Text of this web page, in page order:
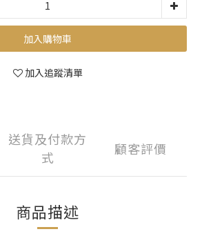
加入購物車
加入追蹤清單
送貨及付款方
式
顧客評價
商品描述